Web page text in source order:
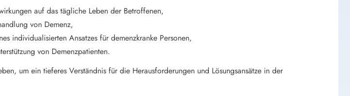
auf das tägliche Leben der Betroffenen,
von Demenz,
individualisierten Ansatzes für demenzkranke Personen,
von Demenzpatienten.
um ein tieferes Verständnis für die Herausforderungen und Lösungsansätze in der